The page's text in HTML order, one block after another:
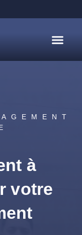
à
votre